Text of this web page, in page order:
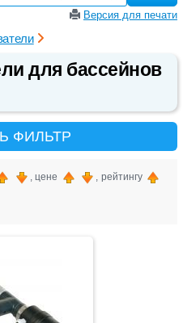
Версия для печати
для бассейнов
ФИЛЬТР
, цене , рейтингу